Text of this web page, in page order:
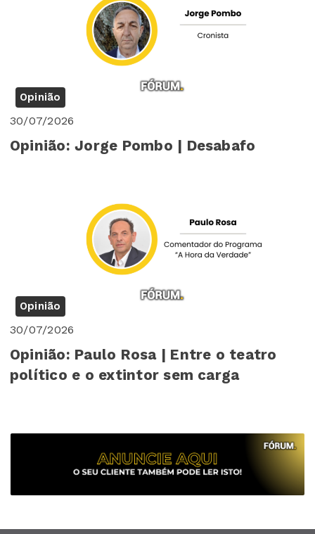
Opinião
30/07/2026
Opinião: Jorge Pombo | Desabafo
Opinião
30/07/2026
Opinião: Paulo Rosa | Entre o teatro
político e o extintor sem carga